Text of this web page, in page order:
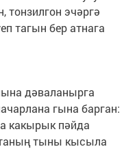
тонзилгон эчәргә
тагын бер атнага
дәваланырга
гына барган:
какырык пәйда
тыны кысыла